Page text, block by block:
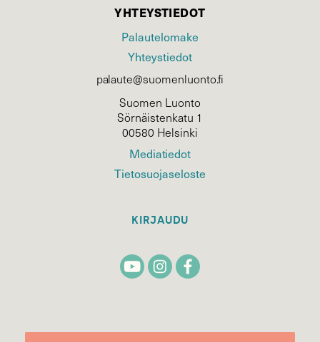
YHTEYSTIEDOT
Palautelomake
Yhteystiedot
palaute@suomenluonto.fi
Suomen Luonto
Sörnäistenkatu 1
00580 Helsinki
Mediatiedot
Tietosuojaseloste
KIRJAUDU